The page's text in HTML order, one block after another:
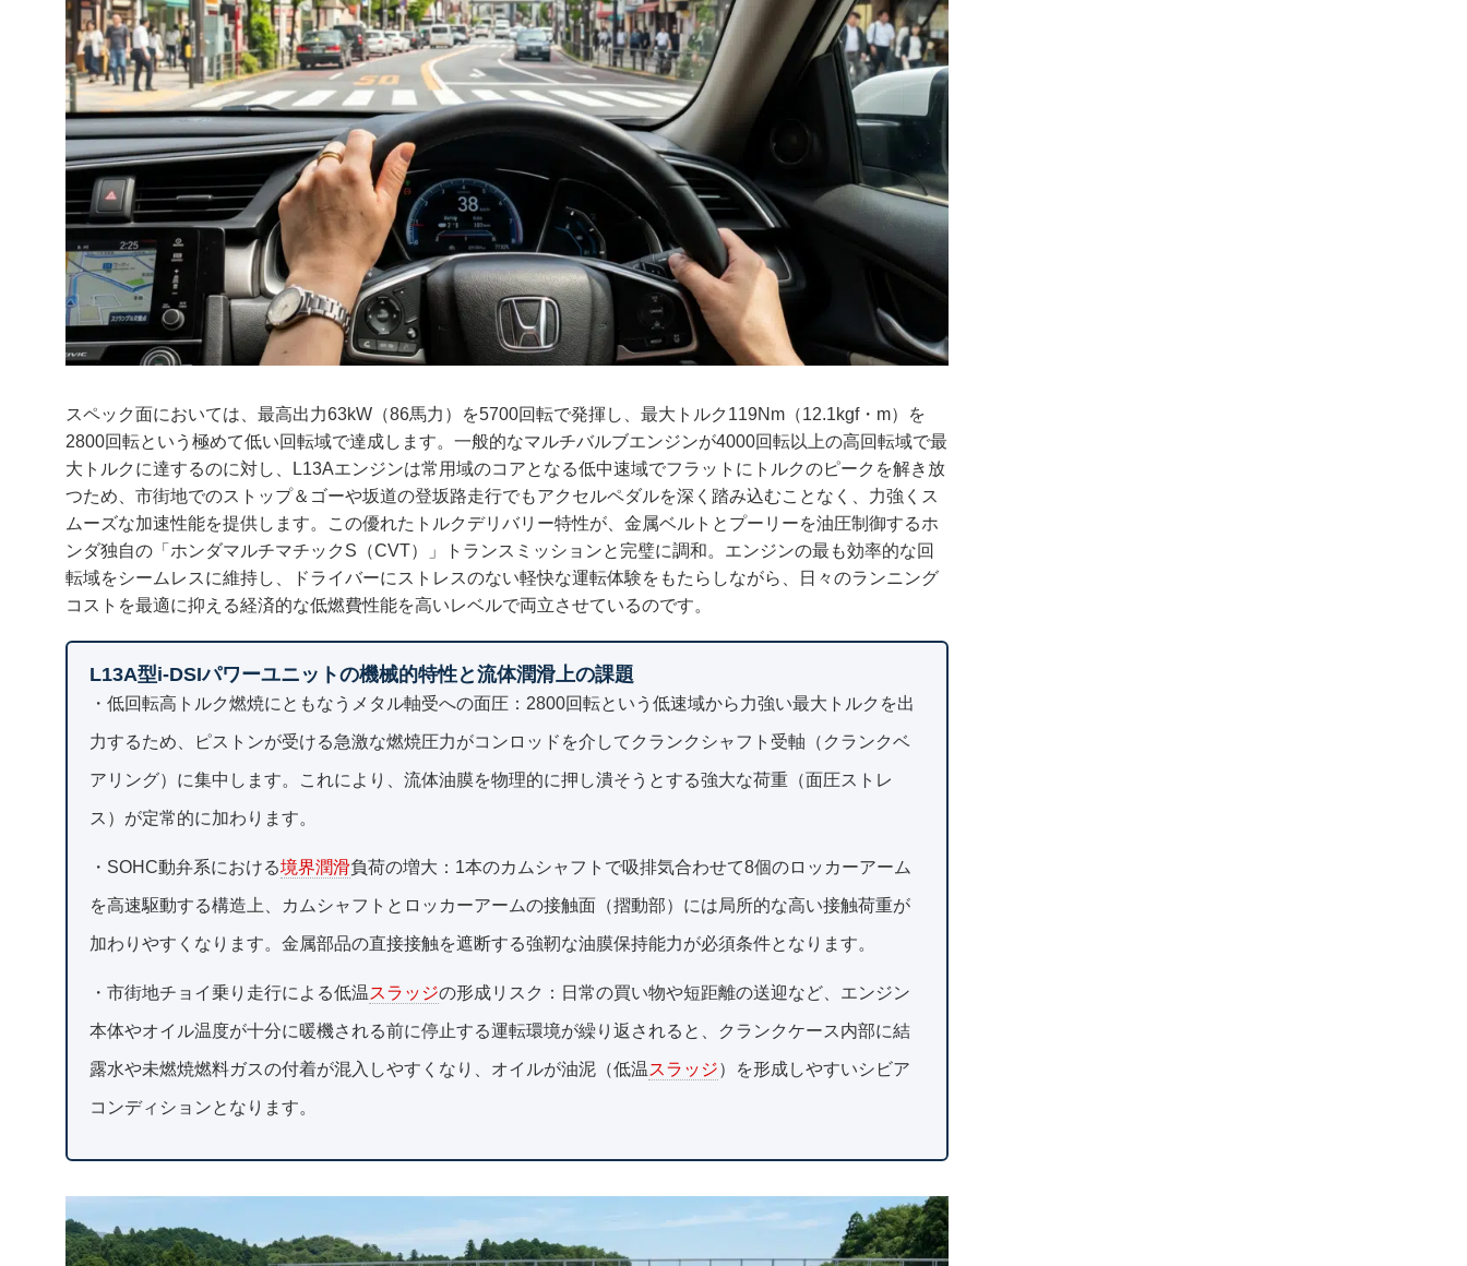
スペック面においては、最高出力63kW（86馬力）を5700回転で発揮し、最大トルク119Nm（12.1kgf・m）を
2800回転という極めて低い回転域で達成します。一般的なマルチバルブエンジンが4000回転以上の高回転域で最
大トルクに達するのに対し、L13Aエンジンは常用域のコアとなる低中速域でフラットにトルクのピークを解き放
つため、市街地でのストップ＆ゴーや坂道の登坂路走行でもアクセルペダルを深く踏み込むことなく、力強くス
ムーズな加速性能を提供します。この優れたトルクデリバリー特性が、金属ベルトとプーリーを油圧制御するホ
ンダ独自の「ホンダマルチマチックS（CVT）」トランスミッションと完璧に調和。エンジンの最も効率的な回
転域をシームレスに維持し、ドライバーにストレスのない軽快な運転体験をもたらしながら、日々のランニング
コストを最適に抑える経済的な低燃費性能を高いレベルで両立させているのです。
L13A型i-DSIパワーユニットの機械的特性と流体潤滑上の課題
・低回転高トルク燃焼にともなうメタル軸受への面圧：2800回転という低速域から力強い最大トルクを出
力するため、ピストンが受ける急激な燃焼圧力がコンロッドを介してクランクシャフト受軸（クランクベ
アリング）に集中します。これにより、流体油膜を物理的に押し潰そうとする強大な荷重（面圧ストレ
ス）が定常的に加わります。
・SOHC動弁系における境界潤滑負荷の増大：1本のカムシャフトで吸排気合わせて8個のロッカーアーム
を高速駆動する構造上、カムシャフトとロッカーアームの接触面（摺動部）には局所的な高い接触荷重が
加わりやすくなります。金属部品の直接接触を遮断する強靭な油膜保持能力が必須条件となります。
・市街地チョイ乗り走行による低温スラッジの形成リスク：日常の買い物や短距離の送迎など、エンジン
本体やオイル温度が十分に暖機される前に停止する運転環境が繰り返されると、クランクケース内部に結
露水や未燃焼燃料ガスの付着が混入しやすくなり、オイルが油泥（低温スラッジ）を形成しやすいシビア
コンディションとなります。